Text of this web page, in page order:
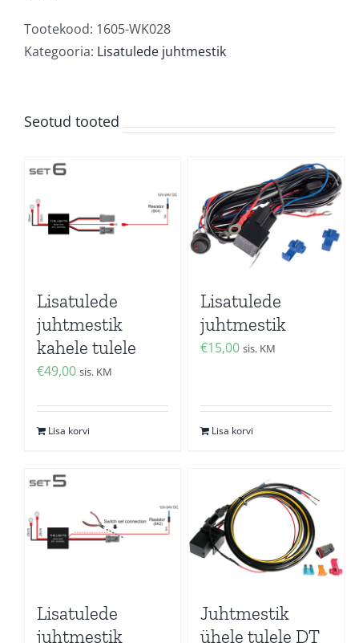
Tootekood: 1605-WK028
Kategooria: Lisatulede juhtmestik
Seotud tooted
Lisatulede
juhtmestik
kahele tulele
€49,00 sis. KM
Lisa korvi
Lisatulede
juhtmestik
€15,00 sis. KM
Lisa korvi
Lisatulede
juhtmestik
Juhtmestik
ühele tulele DT